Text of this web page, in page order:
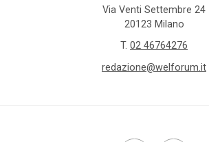
Via Venti Settembre 24
20123 Milano
T. 02 46764276
redazione@welforum.it